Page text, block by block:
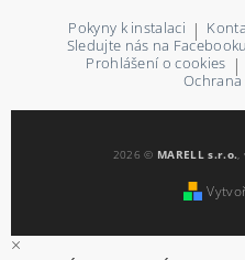
Pokyny k instalaci |
Sledujte nás na Facebooku
Prohlášení o cookies |
2026 © MARELL s.r.o.,
×